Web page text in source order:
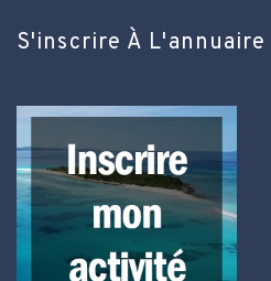
S'inscrire À L'annuaire